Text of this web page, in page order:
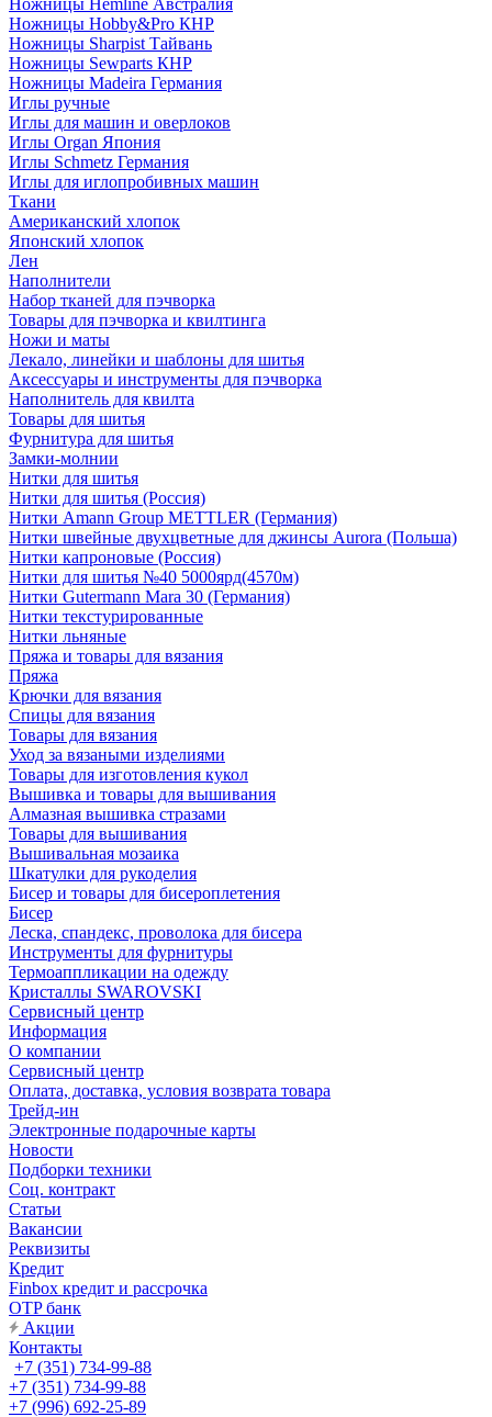
Ножницы Hemline Австралия
Ножницы Hobby&Pro КНР
Ножницы Sharpist Тайвань
Ножницы Sewparts КНР
Ножницы Madeira Германия
Иглы ручные
Иглы для машин и оверлоков
Иглы Organ Япония
Иглы Schmetz Германия
Иглы для иглопробивных машин
Ткани
Американский хлопок
Японский хлопок
Лен
Наполнители
Набор тканей для пэчворка
Товары для пэчворка и квилтинга
Ножи и маты
Лекало, линейки и шаблоны для шитья
Аксессуары и инструменты для пэчворка
Наполнитель для квилта
Товары для шитья
Фурнитура для шитья
Замки-молнии
Нитки для шитья
Нитки для шитья (Россия)
Нитки Amann Group METTLER (Германия)
Нитки швейные двухцветные для джинсы Aurora (Польша)
Нитки капроновые (Россия)
Нитки для шитья №40 5000ярд(4570м)
Нитки Gutermann Mara 30 (Германия)
Нитки текстурированные
Нитки льняные
Пряжа и товары для вязания
Пряжа
Крючки для вязания
Спицы для вязания
Товары для вязания
Уход за вязаными изделиями
Товары для изготовления кукол
Вышивка и товары для вышивания
Алмазная вышивка стразами
Товары для вышивания
Вышивальная мозаика
Шкатулки для рукоделия
Бисер и товары для бисероплетения
Бисер
Леска, спандекс, проволока для бисера
Инструменты для фурнитуры
Термоаппликации на одежду
Кристаллы SWAROVSKI
Сервисный центр
Информация
О компании
Сервисный центр
Оплата, доставка, условия возврата товара
Трейд-ин
Электронные подарочные карты
Новости
Подборки техники
Соц. контракт
Статьи
Вакансии
Реквизиты
Кредит
Finbox кредит и рассрочка
OTP банк
Акции
Контакты
+7 (351) 734-99-88
+7 (351) 734-99-88
+7 (996) 692-25-89